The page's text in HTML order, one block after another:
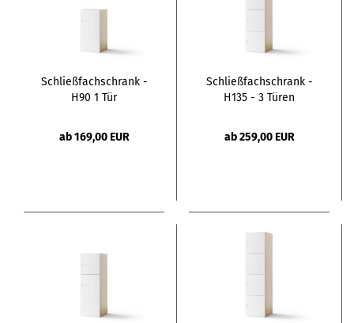
Schließfachschrank -
H90 1 Tür
ab 169,00 EUR
Schließfachschrank -
H135 - 3 Türen
ab 259,00 EUR